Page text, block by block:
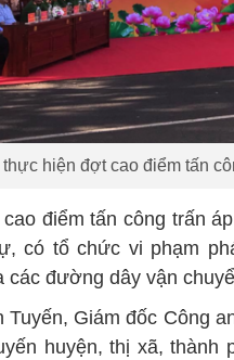
thực hiện đợt cao điểm tấn
điểm tấn công trấn
có tổ chức vi phạm
các đường dây vận
Tuyến, Giám đốc Công
huyện, thị xã,